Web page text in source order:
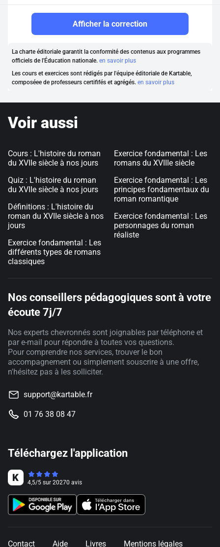
Afficher la correction
La charte éditoriale garantit la conformité des contenus aux programmes
officiels de l'Éducation nationale. en savoir plus
Les cours et exercices sont rédigés par l'équipe éditoriale de Kartable,
composéee de professeurs certififés et agrégés. en savoir plus
Voir aussi
Cours : L'histoire du roman
du XVIIe siècle à nos jours
Quiz : L'histoire du roman
du XVIIe siècle à nos jours
Définitions : L'histoire du
roman du XVIIe siècle à nos
jours
Exercice fondamental : Les
différents types de romans
classiques
Exercice fondamental : Les
romans du XVIIIe siècle
Exercice fondamental : Les
principes fondamentaux du
roman romantique
Exercice fondamental : Les
personnages du roman
réaliste
Nos conseillers pédagogiques sont à votre
écoute 7j/7
Nos experts chevronnés sont joignables par téléphone et
par e-mail pour répondre à toutes vos questions.
Pour comprendre nos services, trouver le bon
accompagnement ou simplement souscrire à une offre,
n'hésitez pas à les solliciter.
support@kartable.fr
01 76 38 08 47
Téléchargez l'application
4,5/5 sur 20270 avis
Contact Aide Livres Mentions légales